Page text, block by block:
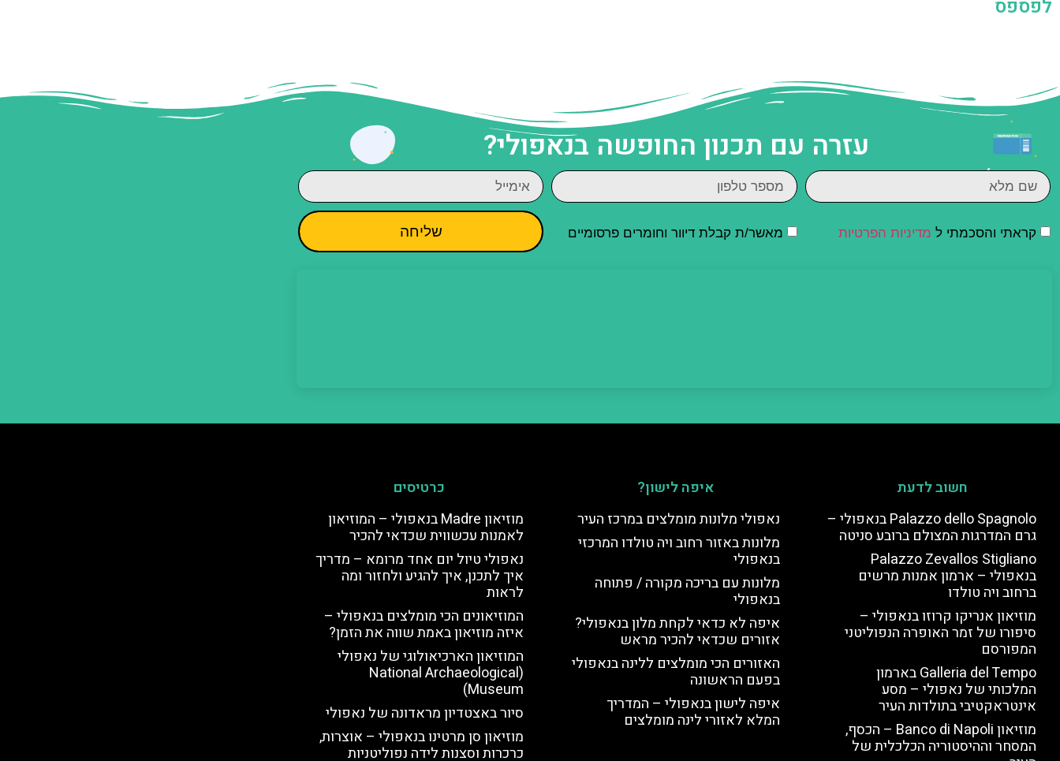
לפספס
עזרה עם תכנון החופשה בנאפולי?
קראתי והסכמתי ל מדיניות הפרטיות מאשר/ת קבלת דיוור וחומרים פרסומיים שליחה
חשוב לדעת
Palazzo dello Spagnolo בנאפולי –
גרם המדרגות המצולם ברובע סניטה
Palazzo Zevallos Stigliano
בנאפולי – ארמון אמנות מרשים
ברחוב ויה טולדו
מוזיאון אנריקו קרוזו בנאפולי –
סיפורו של זמר האופרה הנפוליטני
המפורסם
Galleria del Tempo בארמון
המלכותי של נאפולי – מסע
אינטראקטיבי בתולדות העיר
מוזיאון Banco di Napoli – הכסף,
המסחר וההיסטוריה הכלכלית של
איפה לישון?
נאפולי מלונות מומלצים במרכז העיר
מלונות באזור רחוב ויה טולדו המרכזי
בנאפולי
מלונות עם בריכה מקורה / פתוחה
בנאפולי
איפה לא כדאי לקחת מלון בנאפולי?
אזורים שכדאי להכיר מראש
האזורים הכי מומלצים ללינה בנאפולי
בפעם הראשונה
איפה לישון בנאפולי – המדריך
המלא לאזורי לינה מומלצים
כרטיסים
מוזיאון Madre בנאפולי – המוזיאון
לאמנות עכשווית שכדאי להכיר
נאפולי טיול יום אחד מרומא – מדריך
איך לתכנן, איך להגיע ולחזור ומה
לראות
המוזיאונים הכי מומלצים בנאפולי –
איזה מוזיאון באמת שווה את הזמן?
המוזיאון הארכיאולוגי של נאפולי
(National Archaeological
Museum)
סיור באצטדיון מראדונה של נאפולי
מוזיאון סן מרטינו בנאפולי – אוצרות,
כרכרות וסצנות לידה נפוליטניות